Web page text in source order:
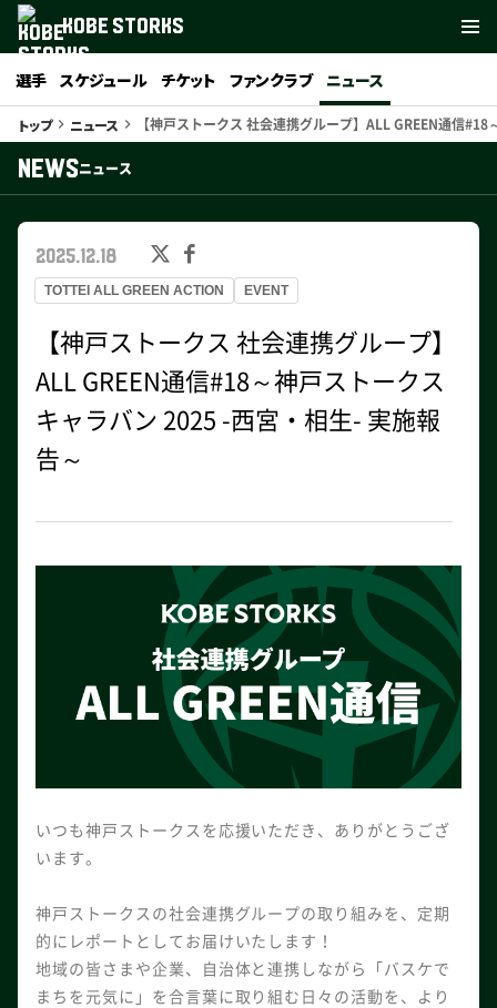
KOBE STORKS
選手 スケジュール チケット ファンクラブ ニュース
トップkeyboard_arrow_right ニュース keyboard_arrow_right 【神戸ストークス 社会連携グループ】ALL GREEN通信
NEWSニュース
TOTTEI ALL GREEN ACTION EVENT
2025.12.18
【神戸ストークス 社会連携グループ】
ALL GREEN通信#18～神戸ストークス
キャラバン 2025 -西宮・相生- 実施報
告～
いつも神戸ストークスを応援いただき、ありがとうござ
います。
神戸ストークスの社会連携グループの取り組みを、定期
的にレポートとしてお届けいたします！
地域の皆さまや企業、自治体と連携しながら「バスケで
まちを元気に」を合言葉に取り組む日々の活動を、より